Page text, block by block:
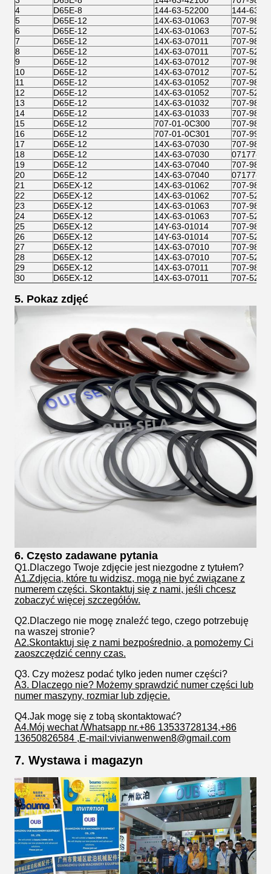
4
D65E-8 144-63-52200
144-63-
5
D65E-12 14X-63-01063
707-98-
6
D65E-12 14X-63-01063
707-52-
7
D65E-12 14X-63-07011
707-98-
8
D65E-12 14X-63-07011
707-52-
9
D65E-12 14X-63-07012
707-98-
10
D65E-12 14X-63-07012
707-52-
11
D65E-12 14X-63-01052
707-98-
12
D65E-12 14X-63-01052
707-52-
13
D65E-12 14X-63-01032
707-98-
14
D65E-12 14X-63-01033
707-98-
15
D65E-12 707-01-0C300
707-98-
16
D65E-12 707-01-0C301
707-99-
17
D65E-12 14X-63-07030
707-98-
18
D65E-12 14X-63-07030
07177-
19
D65E-12 14X-63-07040
707-98-
20
D65E-12 14X-63-07040
07177-
21
D65EX-12 14X-63-01062
707-98-
22
D65EX-12 14X-63-01062
707-52-
23
D65EX-12 14X-63-01063
707-98-
24
D65EX-12 14X-63-01063
707-52-
25
D65EX-12 14Y-63-01014
707-98-
26
D65EX-12 14Y-63-01014
707-52-
27
D65EX-12 14X-63-07010
707-98-
28
D65EX-12 14X-63-07010
707-52-
29
D65EX-12 14X-63-07011
707-98-
30
D65EX-12 14X-63-07011 707-52-
5. Pokaz zdjęć
6. Często zadawane pytania
Q1.Dlaczego Twoje zdjęcie jest niezgodne z tytułem?
A1.Zdjęcia, które tu widzisz, mogą nie być związane z
numerem części. Skontaktuj się z nami, jeśli chcesz
zobaczyć więcej szczegółów.
Q2.Dlaczego nie mogę znaleźć tego, czego potrzebuję
na waszej stronie?
A2.Skontaktuj się z nami bezpośrednio, a pomożemy Ci
zaoszczędzić cenny czas.
Q3. Czy możesz podać tylko jeden numer części?
A3. Dlaczego nie? Możemy sprawdzić numer części lub
numer maszyny, rozmiar lub zdjęcie.
Q4.Jak mogę się z tobą skontaktować?
A4.Mój wechat /Whatsapp nr.+86 13533728134,+86
13650826584 ,E-mail:vivianwenwen8@gmail.com
7. Wystawa i magazyn